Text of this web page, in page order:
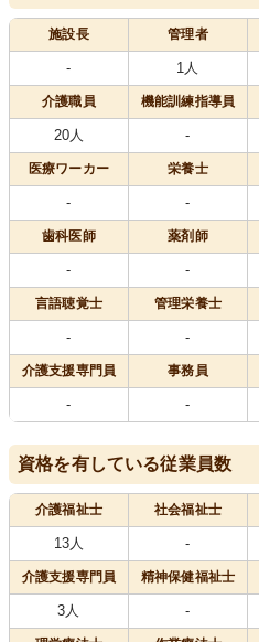
施設長 管理者
- 1人
介護職員 機能訓練指導員
20人 -
医療ワーカー 栄養士
- -
歯科医師 薬剤師
- -
言語聴覚士 管理栄養士
- -
介護支援専門員 事務員
- -
資格を有している従業員数
介護福祉士 社会福祉士
13人 -
介護支援専門員 精神保健福祉士
3人 -